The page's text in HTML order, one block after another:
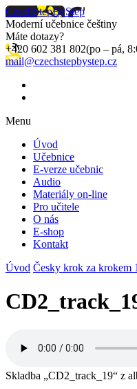
CzechStepByStep
Moderní učebnice češtiny
Máte dotazy?
+420 602 381 802(po – pá,
mail@czechstepbystep.cz
Menu
Úvod
Učebnice
E-verze učebnic
Audio
Materiály on-line
Pro učitele
O nás
E-shop
Kontakt
Úvod Česky krok za krokem
Skladba „CD2_track_19“ z